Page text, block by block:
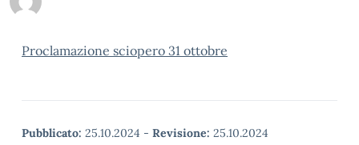
Proclamazione sciopero 31 ottobre
Pubblicato: 25.10.2024 - Revisione: 25.10.2024